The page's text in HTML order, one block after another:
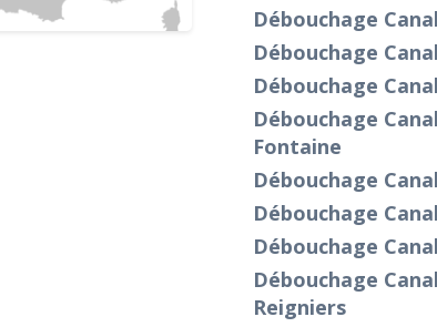
Débouchage
Débouchage
Débouchage
Débouchage
Fontaine
Débouchage
Débouchage
Débouchage
Débouchage
Reigniers